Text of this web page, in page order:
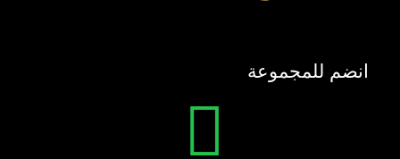
انضم للمجموعة